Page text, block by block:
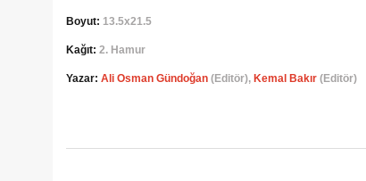
Boyut: 13.5x21.5
Kağıt: 2. Hamur
Yazar: Ali Osman Gündoğan (Editör), Kemal Bakır (Editör)